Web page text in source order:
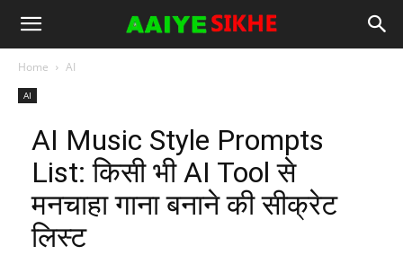
Home AI
AI
AI Music Style Prompts
List: किसी भी AI Tool से
मनचाहा गाना बनाने की सीक्रेट
लिस्ट